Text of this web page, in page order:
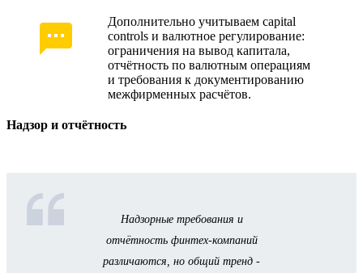
Дополнительно учитываем capital
controls и валютное регулирование:
ограничения на вывод капитала,
отчётность по валютным операциям
и требования к документированию
межфирменных расчётов.
Надзор и отчётность
Надзорные требования и
отчётность финтех-компаний
различаются, но общий тренд -